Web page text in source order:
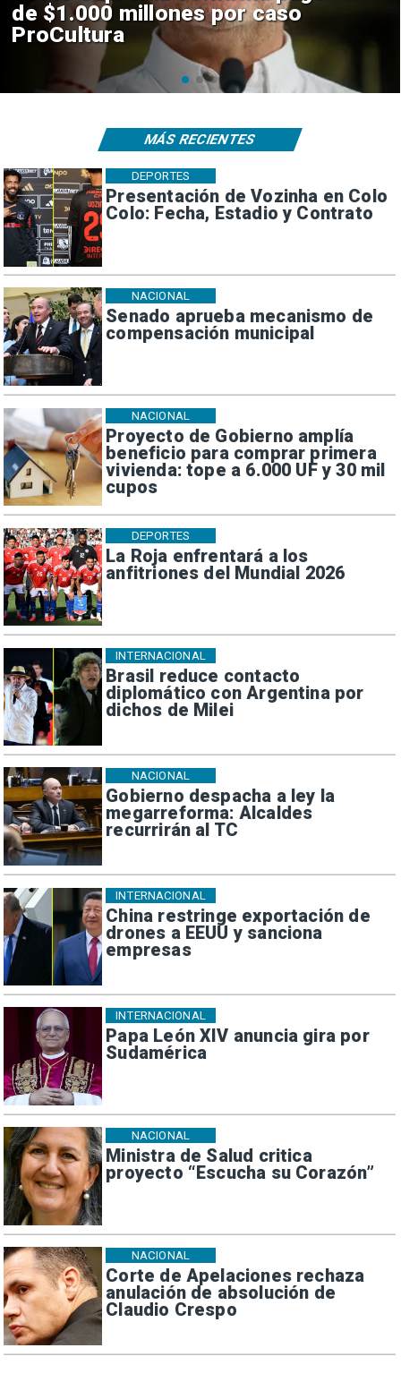
construcción de Andes Norte
en El Teniente por riesgos
sísmicos
Presentación de Vozinha en Colo
Colo: Fecha, Estadio y Contrato
DEPORTES
Senado aprueba mecanismo de
compensación municipal
NACIONAL
Proyecto de Gobierno amplía
beneficio para comprar primera
vivienda: tope a 6.000 UF y 30 mil
cupos
NACIONAL
La Roja enfrentará a los
anfitriones del Mundial 2026
DEPORTES
Brasil reduce contacto
diplomático con Argentina por
dichos de Milei
INTERNACIONAL
Gobierno despacha a ley la
megarreforma: Alcaldes
recurrirán al TC
NACIONAL
China restringe exportación de
drones a EEUU y sanciona
empresas
INTERNACIONAL
Papa León XIV anuncia gira por
Sudamérica
INTERNACIONAL
Ministra de Salud critica
proyecto “Escucha su Corazón”
NACIONAL
Corte de Apelaciones rechaza
anulación de absolución de
Claudio Crespo
NACIONAL
MÁS RECIENTES